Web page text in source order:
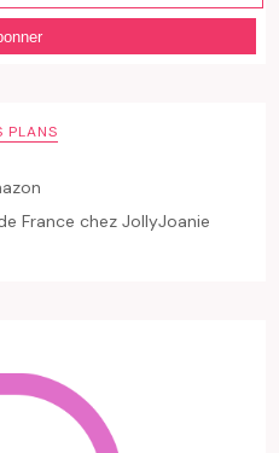
PLANS
France chez JollyJoanie